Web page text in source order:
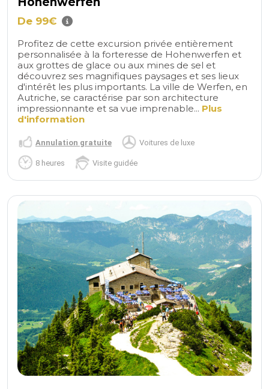
De 99€
Profitez de cette excursion privée entièrement
personnalisée à la forteresse de Hohenwerfen et
aux grottes de glace ou aux mines de sel et
découvrez ses magnifiques paysages et ses lieux
d'intérêt les plus importants. La ville de Werfen, en
Autriche, se caractérise par son architecture
impressionnante et sa vue imprenable... Plus
d'information
Annulation gratuite Voitures de luxe
8 heures Visite guidée